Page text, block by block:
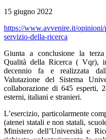
15 giugno 2022
https://www.avvenire.it/opinioni/
servizio-della-ricerca
Giunta a conclusione la
Qualità della Ricerca ( Vqr),
decennio fa e realizzata
Valutazione del Sistema
collaborazione di 645 esperti,
esterni, italiani e stranieri.
L’esercizio, particolarmente
(atenei statali e non statali,
Ministero dell’Università e